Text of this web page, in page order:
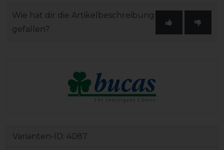
Wie hat dir die Artikelbeschreibung
gefallen?
Varianten-ID: 4087